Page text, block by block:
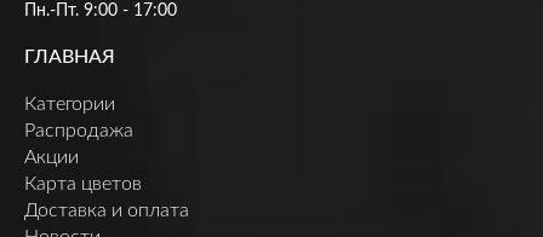
Пн.-Пт. 9:00 - 17:00
ГЛАВНАЯ
Категории
Распродажа
Акции
Карта цветов
Доставка и оплата